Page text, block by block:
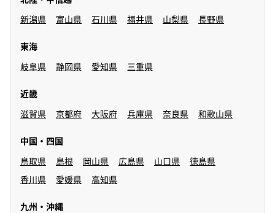
新潟県 富山県 石川県 福井県 山梨県 長野県
東海
岐阜県 静岡県 愛知県 三重県
近畿
滋賀県 京都府 大阪府 兵庫県 奈良県 和歌山県
中国・四国
鳥取県 島根 岡山県 広島県 山口県 徳島県
香川県 愛媛県 高知県
九州・沖縄